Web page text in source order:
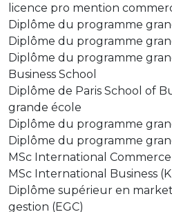
licence pro mention
Diplôme du programme
Diplôme du programme
Diplôme du programme
Business School
Diplôme de Paris School of
grande école
Diplôme du programme
Diplôme du programme
MSc International
MSc International Business
Diplôme supérieur en
gestion (EGC)